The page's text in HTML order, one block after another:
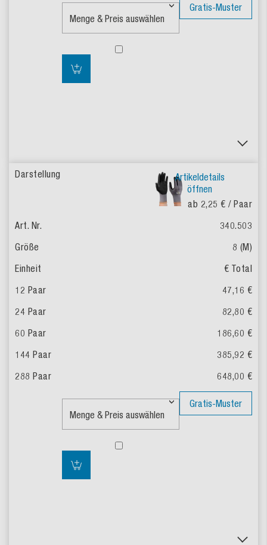
Gratis-Muster
Artikeldetails
öffnen
ab 2,25 € / Paar
340.503
8 (M)
€ Total
47,16 €
82,80 €
186,60 €
385,92 €
648,00 €
Gratis-Muster